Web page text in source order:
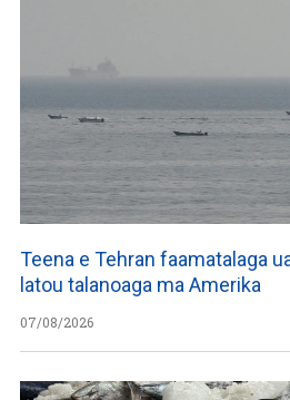
Teena e Tehran faamatalaga
latou talanoaga ma Amerika
07/08/2026